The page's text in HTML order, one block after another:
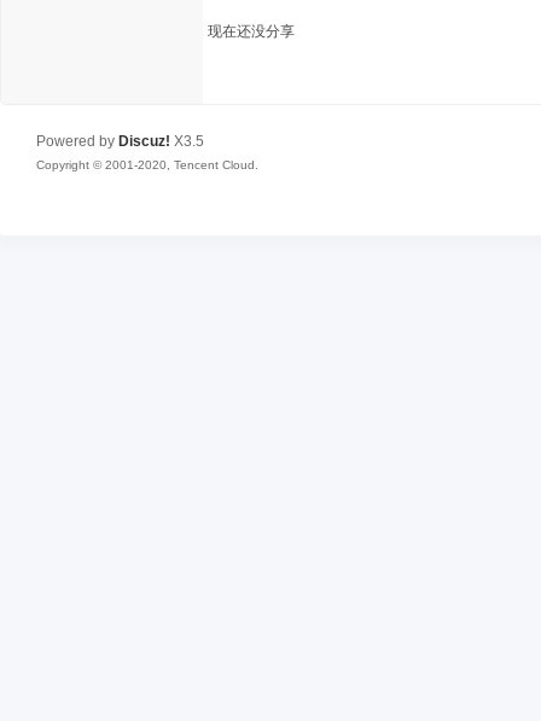
现在还没分享
Powered by Discuz! X3.5
Copyright © 2001-2020, Tencent Cloud.